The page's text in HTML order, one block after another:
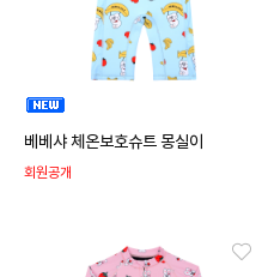
베베샤 체온보호슈트 몽실이
회원공개